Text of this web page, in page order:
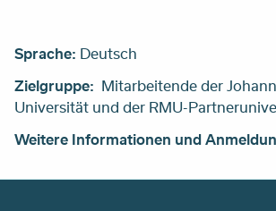
Sprache: Deutsch
Zielgruppe: Mitarbeitende der
Universität und der RMU-
Weitere Informationen und